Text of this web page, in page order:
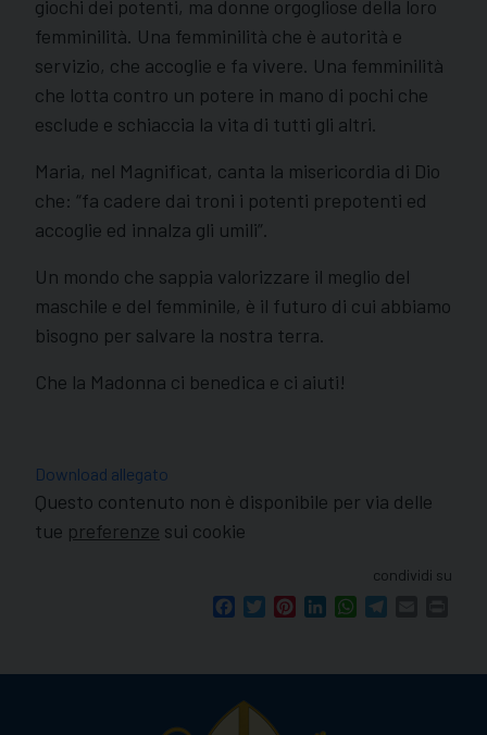
giochi dei potenti, ma donne orgogliose della loro
femminilità. Una femminilità che è autorità e
servizio, che accoglie e fa vivere. Una femminilità
che lotta contro un potere in mano di pochi che
esclude e schiaccia la vita di tutti gli altri.
Maria, nel Magnificat, canta la misericordia di Dio
che: “fa cadere dai troni i potenti prepotenti ed
accoglie ed innalza gli umili”.
Un mondo che sappia valorizzare il meglio del
maschile e del femminile, è il futuro di cui abbiamo
bisogno per salvare la nostra terra.
Che la Madonna ci benedica e ci aiuti!
Download allegato
Questo contenuto non è disponibile per via delle
tue preferenze sui cookie
condividi su
FacebookTwitterPinterestLinkedInWhatsApp